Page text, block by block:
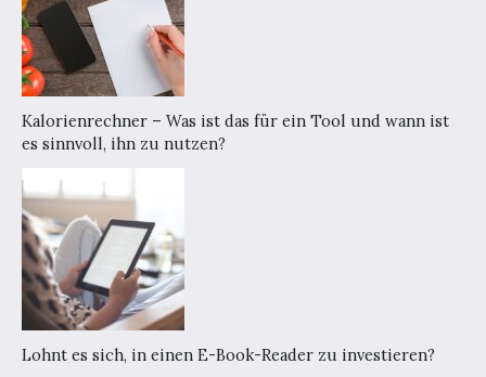
Kalorienrechner – Was ist das für ein Tool und wann ist
es sinnvoll, ihn zu nutzen?
Lohnt es sich, in einen E-Book-Reader zu investieren?